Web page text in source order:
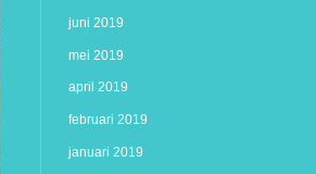
juni 2019
mei 2019
april 2019
februari 2019
januari 2019